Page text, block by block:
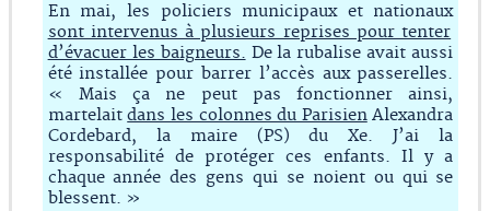
En mai, les policiers municipaux et nationaux
sont intervenus à plusieurs reprises pour tenter
d’évacuer les baigneurs. De la rubalise avait aussi
été installée pour barrer l’accès aux passerelles.
« Mais ça ne peut pas fonctionner ainsi,
martelaitdans les colonnes du ParisienAlexandra
Cordebard, la maire (PS) du Xe. J’ai la
responsabilité de protéger ces enfants. Il y a
chaque année des gens qui se noient ou qui se
blessent. »